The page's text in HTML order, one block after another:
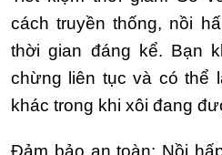
cách truyền thống, nồi
thời gian đáng kể. Bạn
chừng liên tục và có thể
khác trong khi xôi đang